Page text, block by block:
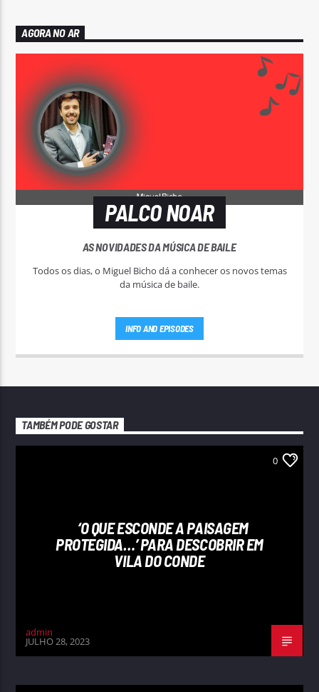
AGORA NO AR
PALCO NOAR
AS NOVIDADES DA MÚSICA DE BAILE
Todos os dias, o Miguel Bicho dá a conhecer os novos temas
da música de baile.
INFO AND EPISODES
TAMBÉM PODE GOSTAR
0
‘O QUE ESCONDE A PAISAGEM
PROTEGIDA…’ PARA DESCOBRIR EM
VILA DO CONDE
admin
JULHO 28, 2023